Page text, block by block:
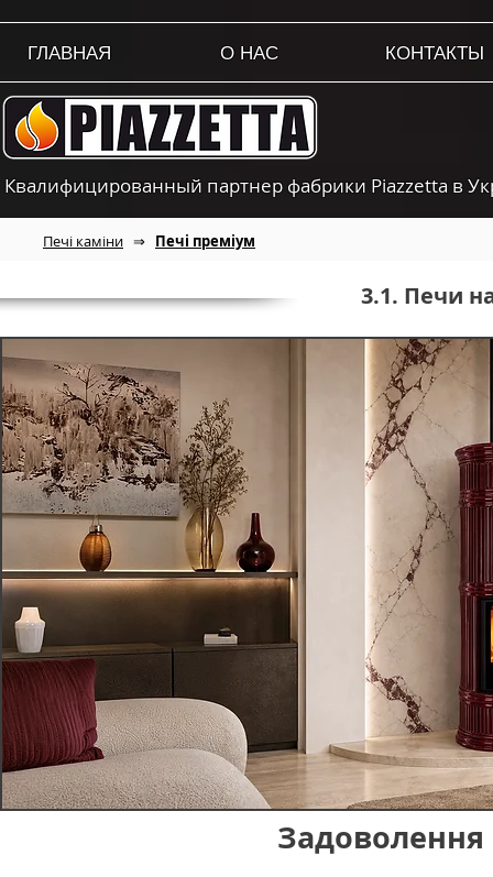
ГЛАВНАЯ О НАС КОНТАКТЫ
Квалифицированный партнер фабрики Piazzetta в
Печі каміни ⇒ Печі преміум
3.1. Печи
Задоволення